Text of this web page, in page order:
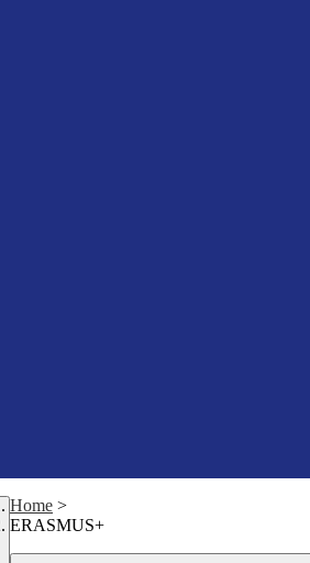
Home >
ERASMUS+